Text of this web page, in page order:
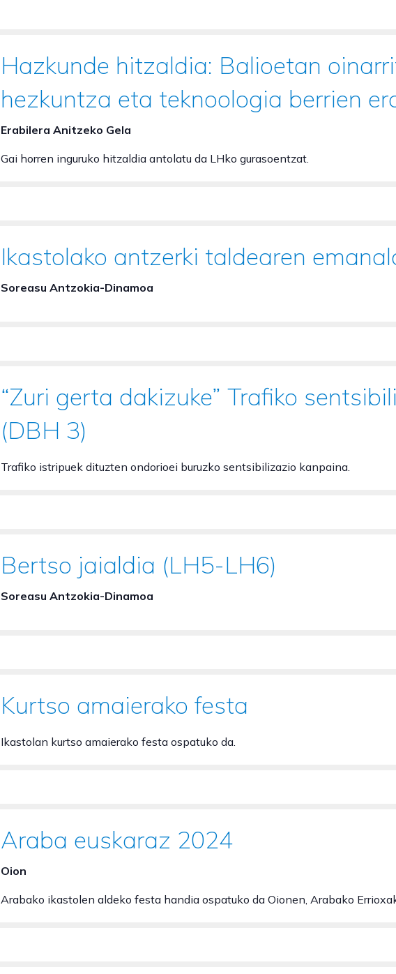
Hazkunde hitzaldia: Balioetan
hezkuntza eta teknoologia berrien
Erabilera Anitzeko Gela
Gai horren inguruko hitzaldia antolatu da LHko gurasoentzat.
Ikastolako antzerki taldearen
Soreasu Antzokia-Dinamoa
“Zuri gerta dakizuke” Trafiko
(DBH 3)
Trafiko istripuek dituzten ondorioei buruzko sentsibilizazio kanpaina.
Bertso jaialdia (LH5-LH6)
Soreasu Antzokia-Dinamoa
Kurtso amaierako festa
Ikastolan kurtso amaierako festa ospatuko da.
Araba euskaraz 2024
Oion
Arabako ikastolen aldeko festa handia ospatuko da Oionen, Arabako